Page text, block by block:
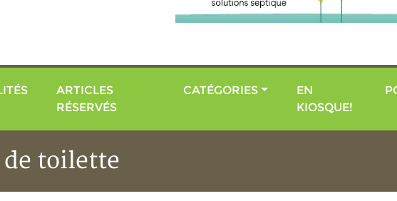
ARTICLES
RÉSERVÉS
CATÉGORIES
EN
KIOSQUE!
de toilette